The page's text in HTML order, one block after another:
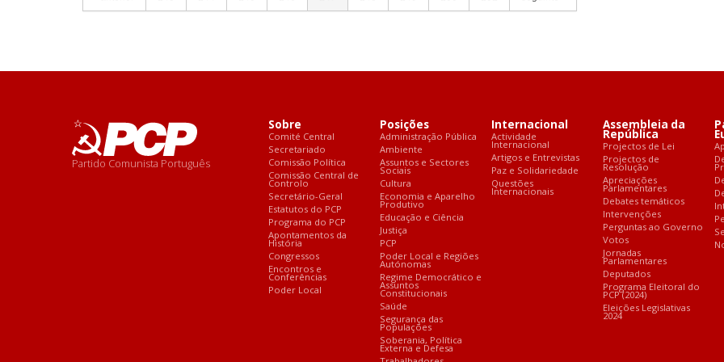
Partido Comunista Português
Sobre
Comité Central
Secretariado
Comissão Política
Comissão Central de
Controlo
Secretário-Geral
Estatutos do PCP
Programa do PCP
Apontamentos da
História
Congressos
Encontros e
Conferências
Poder Local
Posições
Administração Pública
Ambiente
Assuntos e Sectores
Sociais
Cultura
Economia e Aparelho
Produtivo
Educação e Ciência
Justiça
PCP
Poder Local e Regiões
Autónomas
Regime Democrático e
Assuntos
Constitucionais
Saúde
Segurança das
Populações
Soberania, Política
Externa e Defesa
Internacional
Actividade
Internacional
Artigos e Entrevistas
Paz e Solidariedade
Questões
Internacionais
Assembleia da
República
Projectos de Lei
Projectos de
Resolução
Apreciações
Parlamentares
Debates temáticos
Intervenções
Perguntas ao Governo
Votos
Jornadas
Parlamentares
Deputados
Programa Eleitoral do
PCP (2024)
Eleições Legislativas
2024